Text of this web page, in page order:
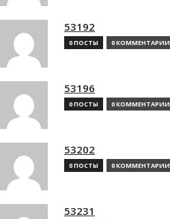
53192
0 ПОСТЫ 0 КОММЕНТАРИИ
53196
0 ПОСТЫ 0 КОММЕНТАРИИ
53202
0 ПОСТЫ 0 КОММЕНТАРИИ
53231